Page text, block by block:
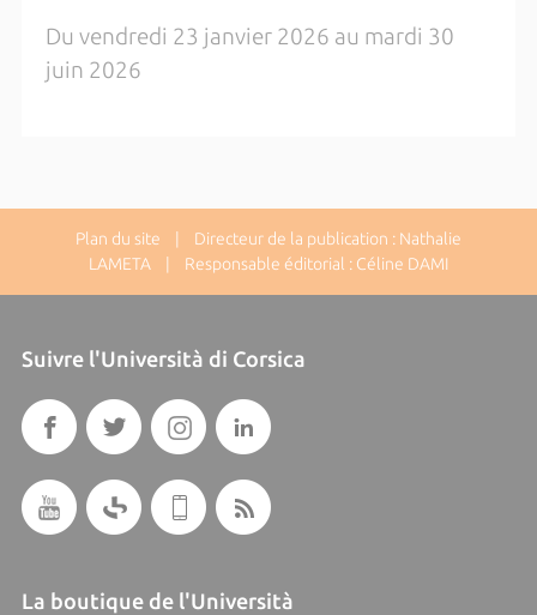
Du vendredi 23 janvier 2026 au mardi 30
juin 2026
Plan du site | Directeur de la publication : Nathalie
LAMETA | Responsable éditorial : Céline DAMI
Suivre l'Università di Corsica
La boutique de l'Università